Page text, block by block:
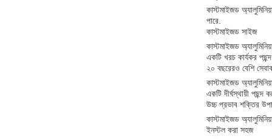
কাস্টমাইজড
পারে.
কাস্টমাইজড সাইজ
কাস্টমাইজড
একটি খরচ কার্যকর
২০ বছরেরও বেশি
কাস্টমাইজড
একটি দীর্ঘস্থায়ী পছন্দ
উচ্চ প্রভাব শক্তির
কাস্টমাইজড
ইনস্টল করা সহজ